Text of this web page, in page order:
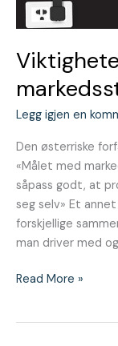
Legg igjen en
Den østerriske
«Målet med
såpass godt, at
seg selv» Et
forskjellige
man driver med
Read More »